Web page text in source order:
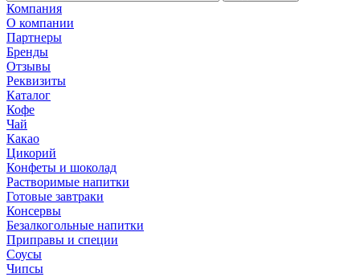
Компания
О компании
Партнеры
Бренды
Отзывы
Реквизиты
Каталог
Кофе
Чай
Какао
Цикорий
Конфеты и шоколад
Растворимые напитки
Готовые завтраки
Консервы
Безалкогольные напитки
Приправы и специи
Соусы
Чипсы